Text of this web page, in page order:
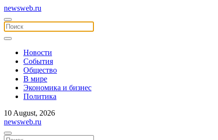
newsweb.ru
Новости
События
Общество
В мире
Экономика и бизнес
Политика
10 August, 2026
newsweb.ru